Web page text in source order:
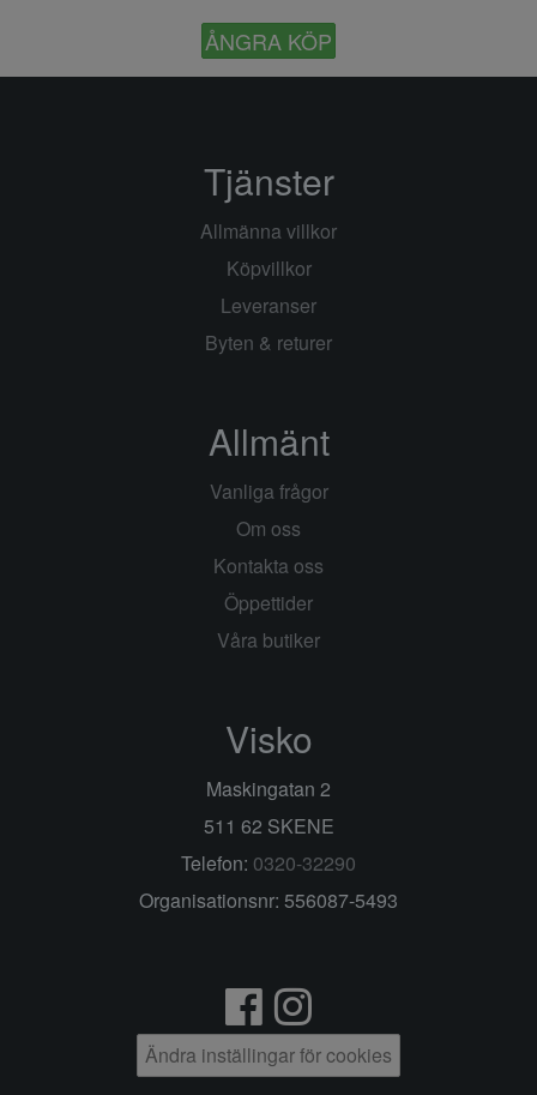
ÅNGRA KÖP
Tjänster
Allmänna villkor
Köpvillkor
Leveranser
Byten & returer
Allmänt
Vanliga frågor
Om oss
Kontakta oss
Öppettider
Våra butiker
Visko
Maskingatan 2
511 62 SKENE
Telefon: 0320-32290
Organisationsnr: 556087-5493
Ändra inställingar för cookies